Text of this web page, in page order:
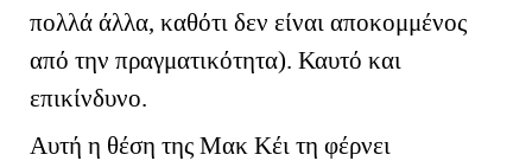
πολλά άλλα, καθότι δεν είναι αποκομμένος
από την πραγματικότητα). Καυτό και
επικίνδυνο.
Αυτή η θέση της Μακ Κέι τη φέρνει